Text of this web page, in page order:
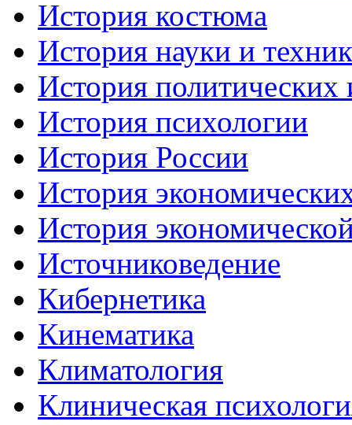
История костюма
История науки и
История
История психологии
История России
История
История
Источниковедение
Кибернетика
Кинематика
Климатология
Клиническая